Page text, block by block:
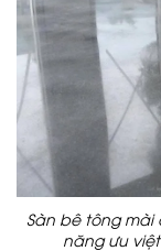
Sàn bê tông
năng ưu